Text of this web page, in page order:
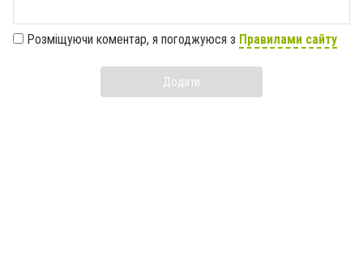
Розміщуючи коментар, я погоджуюся з Правилами сайту
Додати